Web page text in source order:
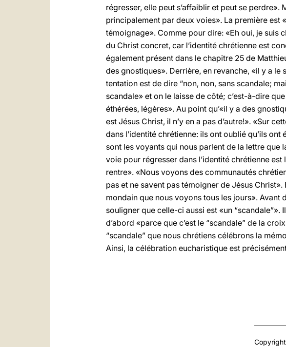
régresser, elle peut s’affaiblir et peut se
principalement par deux voies». La première est
témoignage». Comme pour dire: «Eh oui, je suis
du Christ concret, car l’identité chrétienne est
également présent dans le chapitre 25 de
des gnostiques». Derrière, en revanche, «il y a
tentation est de dire “non, non, sans scandale;
scandale» et on le laisse de côté; c’est-à-dire
éthérées, légères». Au point qu’«il y a des
est Jésus Christ, il n’y en a pas d’autre!». «Sur
dans l’identité chrétienne: ils ont oublié qu’ils
sont les voyants qui nous parlent de la lettre que
voie pour régresser dans l’identité chrétienne
rentre». «Nous voyons des communautés
pas et ne savent pas témoigner de Jésus
mondain que nous voyons tous les jours». Avant
souligner que celle-ci aussi est «un
d’abord «parce que c’est le “scandale” de la
“scandale” que nous chrétiens célébrons la
Ainsi, la célébration eucharistique est